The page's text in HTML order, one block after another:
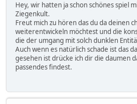
Hey, wir hatten ja schon schönes spiel
Ziegenkult.
Freut mich zu hören das du da deinen
weiterentwickeln möchtest und die
die der umgang mit solch dunklen
Auch wenn es natürlich schade ist das
gesehen ist drücke ich dir die daumen
passendes findest.